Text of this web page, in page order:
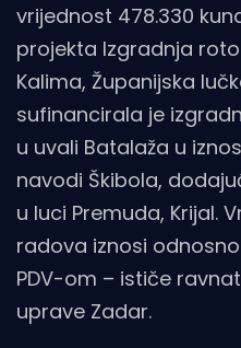
vrijednost 478.330
projekta Izgradnja
Kalima, Županijska
sufinancirala je
u uvali Batalaža u
navodi Škibola,
u luci Premuda, Krijal.
radova iznosi odnosno
PDV-om – ističe
uprave Zadar.